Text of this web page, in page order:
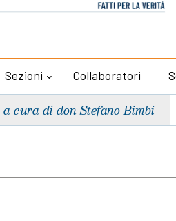
Sezioni Collaboratori
a cura di don Stefano Bimbi